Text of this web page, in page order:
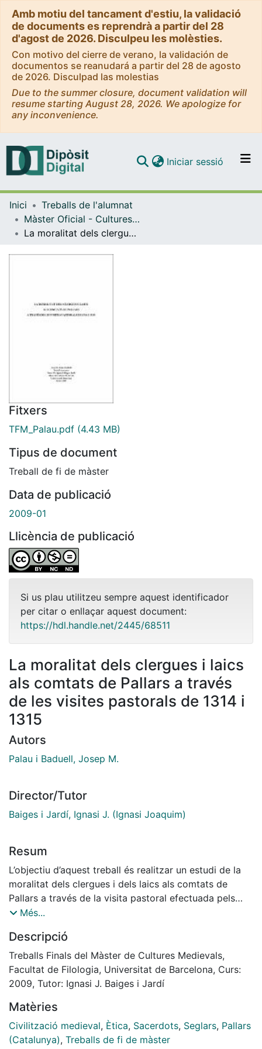
Amb motiu del tancament d'estiu, la validació
de documents es reprendrà a partir del 28
d'agost de 2026. Disculpeu les molèsties.
Con motivo del cierre de verano, la validación de
documentos se reanudará a partir del 28 de agosto
de 2026. Disculpad las molestias
Due to the summer closure, document validation will
resume starting August 28, 2026. We apologize for
any inconvenience.
Navega per tot el DD
Iniciar sessió (current)
Inici
Treballs de l'alumnat
Màster Oficial - Cultures Medievals
La moralitat dels clergues i laics als comtats de Pallars a través de les visites pastorals de 1314 i 1315
Fitxers
TFM_Palau.pdf (4.43 MB)
Tipus de document
Treball de fi de màster
Data de publicació
2009-01
Llicència de publicació
Si us plau utilitzeu sempre aquest identificador
per citar o enllaçar aquest document:
https://hdl.handle.net/2445/68511
La moralitat dels clergues i laics
als comtats de Pallars a través
de les visites pastorals de 1314 i
1315
Autors
Palau i Baduell, Josep M.
Director/Tutor
Baiges i Jardí, Ignasi J. (Ignasi Joaquim)
Resum
L’objectiu d’aquest treball és realitzar un estudi de la
moralitat dels clergues i dels laics als comtats de
Pallars a través de la visita pastoral efectuada pels
delegats de l’arquebisbe de Tarragona, Guillem de
territori els anys 1314 i 1315. Com a conseqüència de
la mateixa naturalesa de la font, en la qual les
referències són més aviat minses, s’ha decidit abastar
un territori prou ampli però que alhora permetés de fer
dues visites pastorals d’aquesta contrada en el segle
XIV. S’ha tingut en compte, per a la selecció del
territori, les actuals comarques del Pallars Sobirà, el
Més...
Descripció
Treballs Finals del Màster de Cultures Medievals,
Facultat de Filologia, Universitat de Barcelona, Curs:
2009, Tutor: Ignasi J. Baiges i Jardí
Matèries
Civilització medieval, Ètica, Sacerdots, Seglars, Pallars
(Catalunya), Treballs de fi de màster